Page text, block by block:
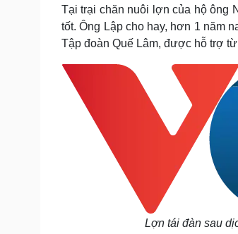
Dinh dưỡng - món ngon
Cây thuốc
Sản phụ khoa
Nhi khoa
Nam khoa
Làm đẹp - giảm cân
Phòng mạch online
Ăn sạch sống khỏe
Nhà
Blog
Tình
Cải chính
Tại trại chăn nuôi lợn của hộ ông
tốt. Ông Lập cho hay, hơn 1 năm
Tập đoàn Quế Lâm, được hỗ trợ
Lợn tái đàn sau